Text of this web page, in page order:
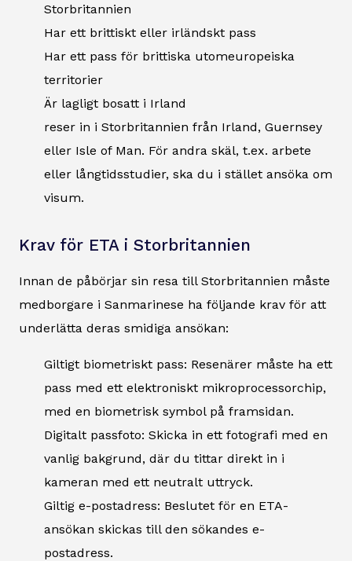
Storbritannien
Har ett brittiskt eller irländskt pass
Har ett pass för brittiska utomeuropeiska
territorier
Är lagligt bosatt i Irland
reser in i Storbritannien från Irland, Guernsey
eller Isle of Man. För andra skäl, t.ex. arbete
eller långtidsstudier, ska du i stället ansöka om
visum.
Krav för ETA i Storbritannien
Innan de påbörjar sin resa till Storbritannien måste
medborgare i Sanmarinese ha följande krav för att
underlätta deras smidiga ansökan:
Giltigt biometriskt pass: Resenärer måste ha ett
pass med ett elektroniskt mikroprocessorchip,
med en biometrisk symbol på framsidan.
Digitalt passfoto: Skicka in ett fotografi med en
vanlig bakgrund, där du tittar direkt in i
kameran med ett neutralt uttryck.
Giltig e-postadress: Beslutet för en ETA-
ansökan skickas till den sökandes e-
postadress.